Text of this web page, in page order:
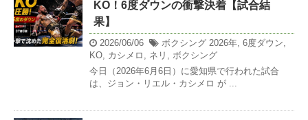
KO！6度ダウンの衝撃決着【試合結
果】
2026/06/06 ボクシング 2026年, 6度ダウン,
KO, カシメロ , ネリ , ボクシング
今日（2026年6月6日）に愛知県で行われた試合
は、ジョン・リエル・カシメロ が ...